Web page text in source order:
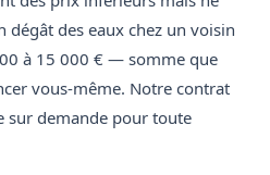
dégât des eaux chez un voisin
à 15 000 € — somme que
vous-même. Notre contrat
sur demande pour toute